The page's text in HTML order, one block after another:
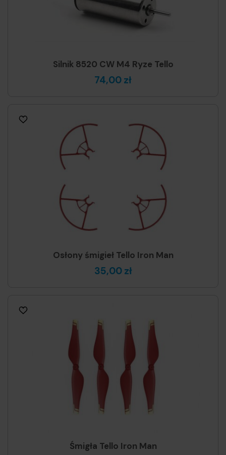
Silnik 8520 CW M4 Ryze Tello
74,00 zł
Osłony śmigieł Tello Iron Man
35,00 zł
Śmigła Tello Iron Man